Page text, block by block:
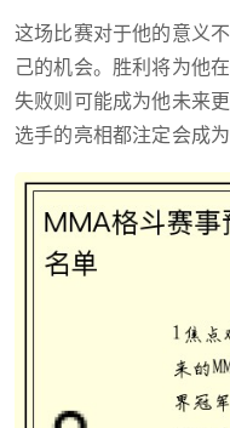
这场比赛对于他的意义
己的机会。胜利将为他
失败则可能成为他未来
选手的亮相都注定会成